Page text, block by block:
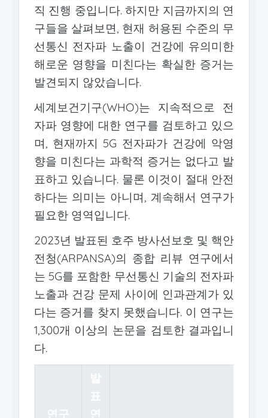
직 진행 중입니다. 하지만 지금까지의 연
구들을 살펴보면, 현재 허용된 수준의 무
선통신 전자파 노출이 건강에 유의미한
해로운 영향을 미친다는 확실한 증거는
발견되지 않았습니다.
세계보건기구(WHO)는 지속적으로 전
자파 영향에 대한 연구를 검토하고 있으
며, 현재까지 5G 전자파가 건강에 악영
향을 미친다는 과학적 증거는 없다고 발
표하고 있습니다. 물론 이것이 절대 안전
하다는 의미는 아니며, 계속해서 연구가
필요한 영역입니다.
2023년 발표된 호주 방사선보호 및 핵안
전청(ARPANSA)의 종합 리뷰 연구에서
는 5G를 포함한 무선통신 기술의 전자파
노출과 건강 문제 사이에 인과관계가 있
다는 증거를 찾지 못했습니다. 이 연구는
1,300개 이상의 논문을 검토한 결과입니
다.